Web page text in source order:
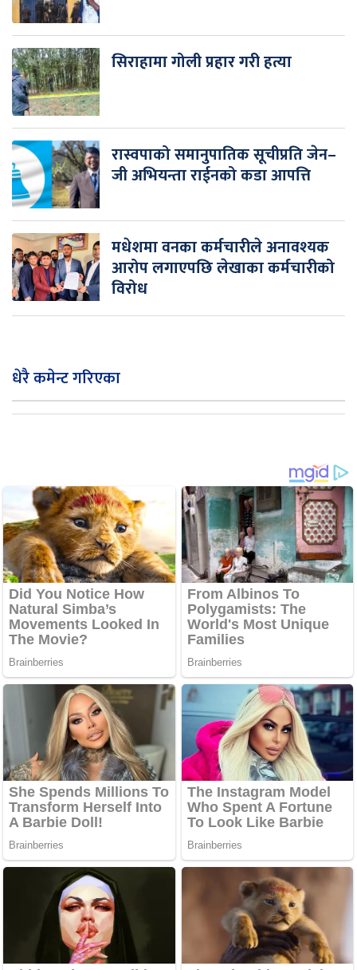
सिराहामा गोली प्रहार गरी हत्या
रास्वपाको समानुपातिक सूचीप्रति जेन–
जी अभियन्ता राईनको कडा आपत्ति
मधेशमा वनका कर्मचारीले अनावश्यक
आरोप लगाएपछि लेखाका कर्मचारीको
विरोध
धेरै कमेन्ट गरिएका